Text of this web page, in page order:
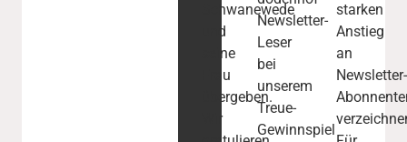
Schwanewede
und
seine
Frau
übergeben.
Wir
Newsletter-
Leser
bei
unserem
Treue-
Gewinnspiel
starken
Anstieg
an
Newsletter-